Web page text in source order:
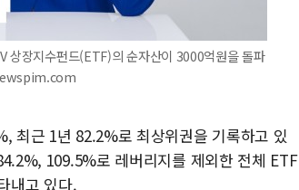
상장지수펀드(ETF)의 순자산이 3000억원을 돌파
최근 1년 82.2%로 최상위권을 기록하고 있
109.5%로 레버리지를 제외한 전체 ETF
내고 있다.